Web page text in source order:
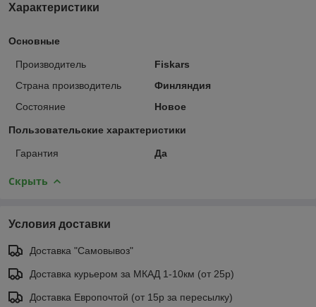
Характеристики
Основные
Производитель
Fiskars
Страна производитель
Финляндия
Состояние
Новое
Пользовательские характеристики
Гарантия Да
Скрыть
Условия доставки
Доставка "Самовывоз"
Доставка курьером за МКАД 1-10км (от 25р)
Доставка Европочтой (от 15р за пересылку)